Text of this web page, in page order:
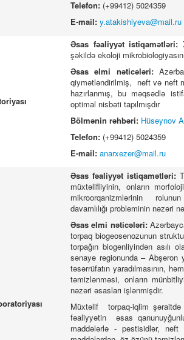
Telefon: (+99412) 5024359
E-mail: y.atakishiyeva@mail.ru
Əsas fəaliyyət istiqamətləri:
şəkildə ekoloji
Əsas elmi nəticələri:
qiymətləndirilmiş, neft və neft
hazırlanmış, bu məqsədlə
optimal nisbəti tapılmışdır
Bölmənin rəhbəri: Hüseynov
Telefon: (+99412) 5024359
E-mail: anarxezer@mail.ru
Əsas fəaliyyət istiqamətləri:
müxtəlifliyinin, onların
mikroorqanizmlərinin
davamlılığı probleminin nəzəri
Əsas elmi nəticələri:
torpaq biogeosenozunun
torpağın biogenliyindən asılı
sənaye regionunda – Abşeron
təsərrüfatın yaradılmasının,
təmizlənməsi, onların
nəzəri əsasları işlənmişdir.
Müxtəlif torpaq-iqlim
fəaliyyətin əsas
maddələrlə - pestisidlər,